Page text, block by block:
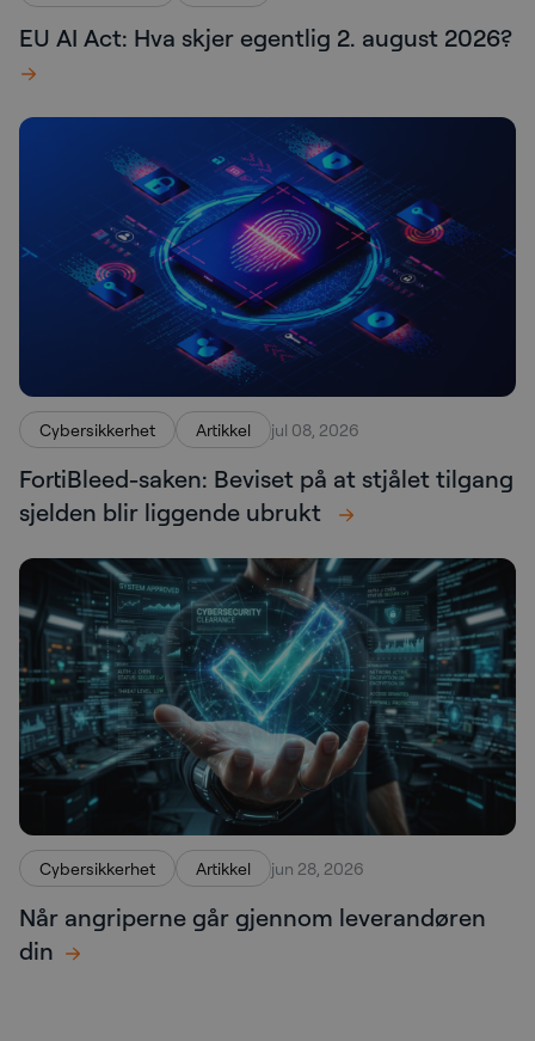
EU AI Act: Hva skjer egentlig 2. august 2026?
Cybersikkerhet Artikkel jul 08, 2026
FortiBleed-saken: Beviset på at stjålet tilgang
sjelden blir liggende ubrukt
Cybersikkerhet Artikkel jun 28, 2026
Når angriperne går gjennom leverandøren
din